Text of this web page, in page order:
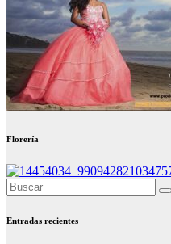
Florería
Entradas recientes